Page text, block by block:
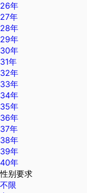
26年
27年
28年
29年
30年
31年
32年
33年
34年
35年
36年
37年
38年
39年
40年
性别要求
不限